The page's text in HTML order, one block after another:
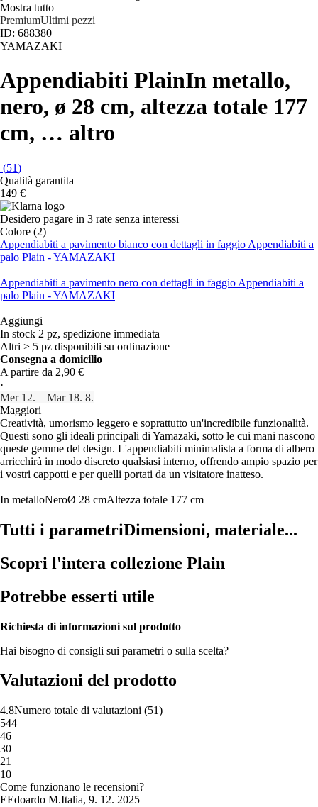
Mostra tutto
PremiumUltimi pezzi
ID: 688380
YAMAZAKI
Appendiabiti PlainIn metallo,
nero, ø 28 cm, altezza totale 177
cm, … altro
(51)
Qualità garantita
149 €
Desidero pagare in 3 rate senza interessi
Colore (2)
Appendiabiti a pavimento bianco con dettagli in faggio Appendiabiti a
palo Plain - YAMAZAKI
Appendiabiti a pavimento nero con dettagli in faggio Appendiabiti a
palo Plain - YAMAZAKI
Aggiungi
In stock 2 pz, spedizione immediata
Altri > 5 pz disponibili su ordinazione
Consegna a domicilio
A partire da 2,90 €
·
Mer 12. – Mar 18. 8.
Maggiori
Creatività, umorismo leggero e soprattutto un'incredibile funzionalità.
Questi sono gli ideali principali di Yamazaki, sotto le cui mani nascono
queste gemme del design. L'appendiabiti minimalista a forma di albero
arricchirà in modo discreto qualsiasi interno, offrendo ampio spazio per
i vostri cappotti e per quelli portati da un visitatore inatteso.
In metalloNeroØ 28 cmAltezza totale 177 cm
Tutti i parametriDimensioni, materiale...
Scopri l'intera collezione Plain
Potrebbe esserti utile
Richiesta di informazioni sul prodotto
Hai bisogno di consigli sui parametri o sulla scelta?
Valutazioni del prodotto
4.8Numero totale di valutazioni (51)
544
46
30
21
10
Come funzionano le recensioni?
EEdoardo M.Italia, 9. 12. 2025